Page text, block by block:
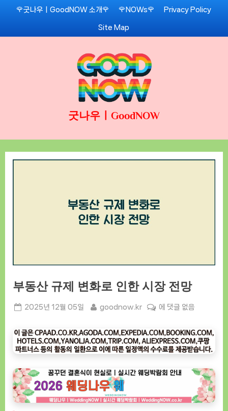
Skip
content
🌹굿나우ㅣGoodNOW 소개🌹 🌹NOWs🌹 Privacy Policy
Site Map
굿나우ㅣGoodNOW
부동산 규제 변화로 인한 시장 전망
Posted
2025년 12월 05일 By
goodnow.kr
부
산
규
제
변
인
에 댓글 없음